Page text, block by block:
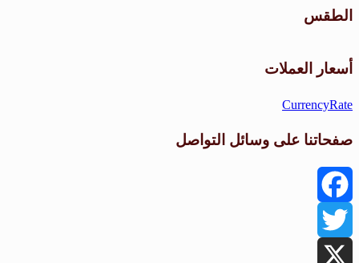
الطقس
أسعار العملات
CurrencyRate
صفحاتنا على وسائل التواصل
Facebook
Twitter